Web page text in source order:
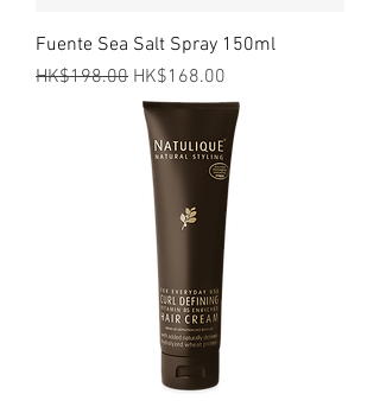
Fuente Sea Salt Spray 150ml
一般價格
HK$198.00 促銷價格
HK$168.00